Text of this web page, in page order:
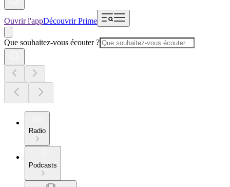
Ouvrir l'appDécouvrir Prime
Que souhaitez-vous écouter ?
Radio
Podcasts